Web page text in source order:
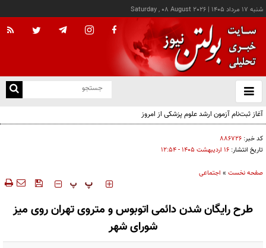
شنبه ۱۷ مرداد ۱۴۰۵ |
Saturday , 08 August 2026
باز
و
آغاز ثبت‌نام آزمون ارشد علوم پزشکی از امروز
کد خبر: ۸۸۶۷۲۶
تاریخ انتشار: ۱۶ ارديبهشت ۱۴۰۵ - ۱۲:۵۴
صفحه نخست » اجتماعی
‍‍‍ پ پ
طرح رایگان شدن دائمی اتوبوس و متروی تهران روی میز
شورای شهر